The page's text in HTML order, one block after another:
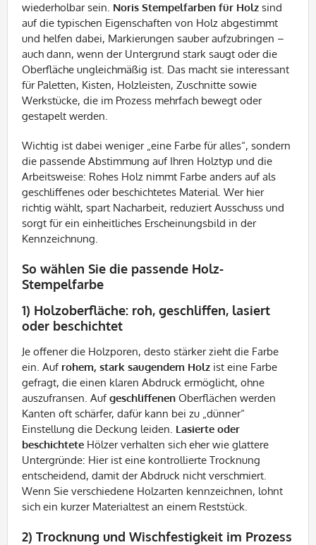
wiederholbar sein. Noris Stempelfarben für Holz sind
auf die typischen Eigenschaften von Holz abgestimmt
und helfen dabei, Markierungen sauber aufzubringen –
auch dann, wenn der Untergrund stark saugt oder die
Oberfläche ungleichmäßig ist. Das macht sie interessant
für Paletten, Kisten, Holzleisten, Zuschnitte sowie
Werkstücke, die im Prozess mehrfach bewegt oder
gestapelt werden.
Wichtig ist dabei weniger „eine Farbe für alles“, sondern
die passende Abstimmung auf Ihren Holztyp und die
Arbeitsweise: Rohes Holz nimmt Farbe anders auf als
geschliffenes oder beschichtetes Material. Wer hier
richtig wählt, spart Nacharbeit, reduziert Ausschuss und
sorgt für ein einheitliches Erscheinungsbild in der
Kennzeichnung.
So wählen Sie die passende Holz-
Stempelfarbe
1) Holzoberfläche: roh, geschliffen, lasiert
oder beschichtet
Je offener die Holzporen, desto stärker zieht die Farbe
ein. Auf rohem, stark saugendem Holz ist eine Farbe
gefragt, die einen klaren Abdruck ermöglicht, ohne
auszufransen. Aufgeschliffenen Oberflächen werden
Kanten oft schärfer, dafür kann bei zu „dünner“
Einstellung die Deckung leiden. Lasierte oder
beschichtete Hölzer verhalten sich eher wie glattere
Untergründe: Hier ist eine kontrollierte Trocknung
entscheidend, damit der Abdruck nicht verschmiert.
Wenn Sie verschiedene Holzarten kennzeichnen, lohnt
sich ein kurzer Materialtest an einem Reststück.
2) Trocknung und Wischfestigkeit im Prozess